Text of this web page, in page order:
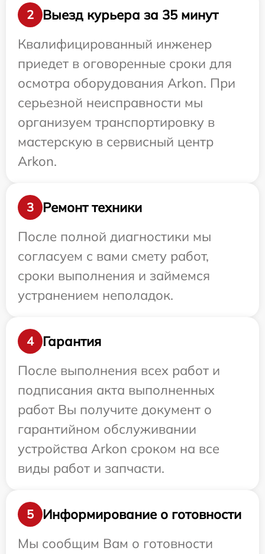
2
Выезд курьера за 35 минут
Квалифицированный инженер
приедет в оговоренные сроки для
осмотра оборудования Arkon. При
серьезной неисправности мы
организуем транспортировку в
мастерскую в сервисный центр
Arkon.
3
Ремонт техники
После полной диагностики мы
согласуем с вами смету работ,
сроки выполнения и займемся
устранением неполадок.
4
Гарантия
После выполнения всех работ и
подписания акта выполненных
работ Вы получите документ о
гарантийном обслуживании
устройства Arkon сроком на все
виды работ и запчасти.
5
Информирование о готовности
Мы сообщим Вам о готовности